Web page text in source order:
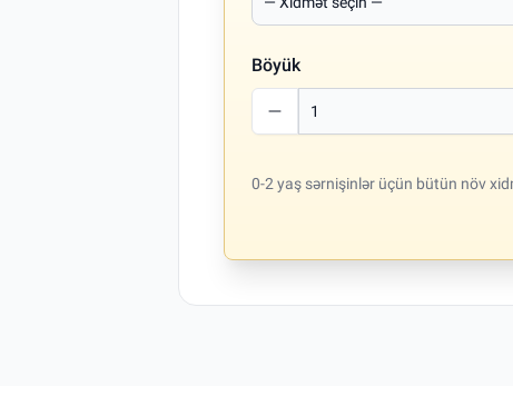
Böyük
0-2 yaş sərnişinlər üçün bütün növ